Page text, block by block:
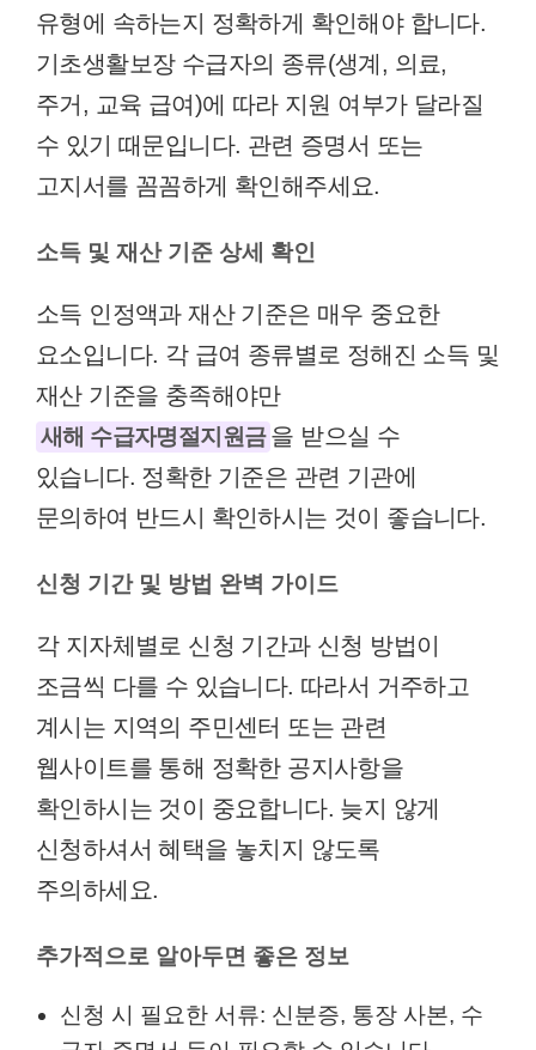
유형에 속하는지 정확하게 확인해야 합니다.
기초생활보장 수급자의 종류(생계, 의료,
주거, 교육 급여)에 따라 지원 여부가 달라질
수 있기 때문입니다. 관련 증명서 또는
고지서를 꼼꼼하게 확인해주세요.
소득 및 재산 기준 상세 확인
소득 인정액과 재산 기준은 매우 중요한
요소입니다. 각 급여 종류별로 정해진 소득 및
재산 기준을 충족해야만
새해 수급자명절지원금 을 받으실 수
있습니다. 정확한 기준은 관련 기관에
문의하여 반드시 확인하시는 것이 좋습니다.
신청 기간 및 방법 완벽 가이드
각 지자체별로 신청 기간과 신청 방법이
조금씩 다를 수 있습니다. 따라서 거주하고
계시는 지역의 주민센터 또는 관련
웹사이트를 통해 정확한 공지사항을
확인하시는 것이 중요합니다. 늦지 않게
신청하셔서 혜택을 놓치지 않도록
주의하세요.
추가적으로 알아두면 좋은 정보
신청 시 필요한 서류: 신분증, 통장 사본, 수